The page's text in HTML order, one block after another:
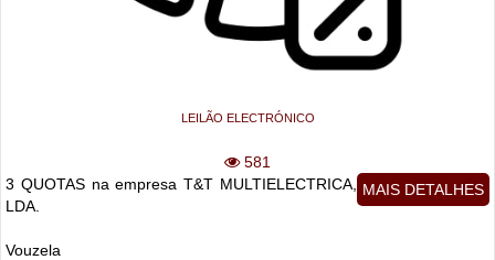
LEILÃO ELECTRÓNICO
581
MAIS DETALHES
3 QUOTAS na empresa T&T MULTIELECTRICA,
LDA.
Vouzela